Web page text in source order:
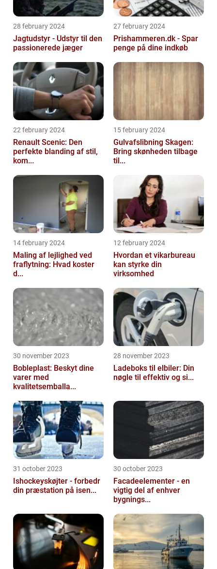
28 february 2024
Jagtudstyr - Udstyr til den
passionerede jæger
27 february 2024
Prishammeren.dk - Spar
penge på dine indkøb
22 february 2024
Renault Scenic: Den
perfekte blanding af stil,
kom...
15 february 2024
Gulvafslibning Skagen:
Bring skønheden tilbage
til...
14 february 2024
Maling af lejlighed ved
fraflytning: Hvad koster
d...
12 february 2024
Hvordan et vikarbureau
kan styrke din
virksomhed
30 november 2023
Bobleplast: Beskyt dine
varer med
kvalitetsemballa...
28 november 2023
Ladeboks til elbiler: Din
nøgle til effektiv og si...
31 october 2023
Ishockeyskøjter - forbedr
din præstation på isen...
30 october 2023
Facadeelementer - en
vigtig del af enhver
bygnings...